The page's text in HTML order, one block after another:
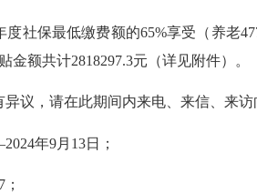
保最低缴费额的65%享受（养老
金额共计2818297.3元（详见附件）。
，请在此期间内来电、来信、来访
年9月13日；